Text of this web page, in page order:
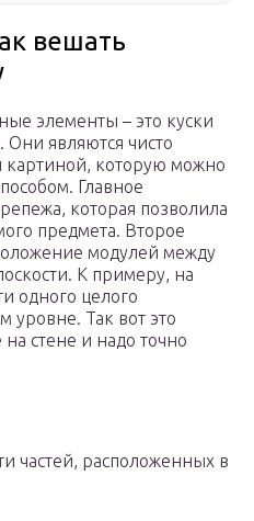
вешать
элементы – это куски
Они являются чисто
картиной, которую можно
Главное
которая позволила
предмета. Второе
модулей между
К примеру, на
одного целого
уровне. Так вот это
стене и надо точно
частей, расположенных в